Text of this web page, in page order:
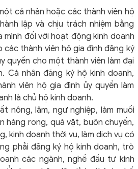
cá nhân hoặc các thành viên hộ
lập và chịu trách nhiệm bằng
mình đối với hoạt động kinh doanh
các thành viên hộ gia đình đăng ký
quyền cho một thành viên làm đại
Cá nhân đăng ký hộ kinh doanh,
viên hộ gia đình ủy quyền làm
là chủ hộ kinh doanh.
nông, lâm, ngư nghiệp, làm muối
hàng rong, quà vặt, buôn chuyến,
kinh doanh thời vụ, làm dịch vụ có
phải đăng ký hộ kinh doanh, trò
các ngành, nghề đầu tư kinh